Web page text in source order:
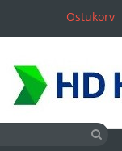
Ostukorv